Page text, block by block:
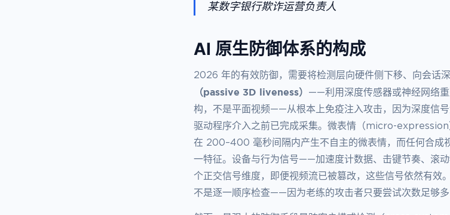
某数字银行欺诈运营负责人
AI 原生防御体系的构成
2026 年的有效防御，需要将检测层向硬件侧下移、向会话深
（passive 3D liveness）
——利用深度传感器或神经网络
构，不是平面视频——从根本上免疫注入攻击，因为深度信
驱动程序介入之前已完成采集。微表情（micro-expression
在 200–400 毫秒间隔内产生不自主的微表情，而任何合成
一特征。设备与行为信号——加速度计数据、击键节奏、滚
个正交信号维度，即便视频流已被篡改，这些信号依然有效
不是逐一顺序检查——因为老练的攻击者只要尝试次数足够多